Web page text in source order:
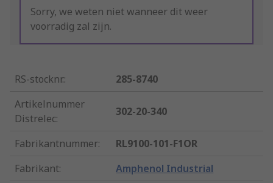
Sorry, we weten niet wanneer dit weer
voorradig zal zijn.
RS-stocknr.:
285-8740
Artikelnummer
Distrelec:
302-20-340
Fabrikantnummer:
RL9100-101-F1OR
Fabrikant: Amphenol Industrial